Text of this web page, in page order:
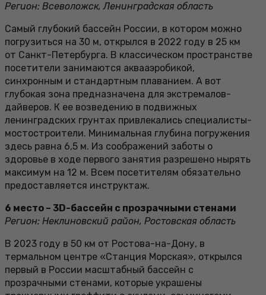
Регион: Всеволожск, Ленинградская область
Самый глубокий бассейн России, в котором можно
погрузиться на 30 м, открылся в 2022 году в 25 км
от Санкт-Петербурга. В классическом пространстве
посетители занимаются аквааэробикой,
синхронным и стандартным плаванием. А вот
глубокая зона предназначена для экстремалов-
дайверов. К ее возведению в подвижных
ленинградских грунтах привлекались специалисты-
мостостроители. Минимальная глубина погружения
здесь равна 6,5 м. Из соображений заботы о
здоровье в ходе первого занятия разрешено нырять
максимум на 12 м. Всем посетителям обязательно
предоставляется инструктаж.
6 место – 3D-бассейн с прозрачными стенами
Регион: Неклиновский район, Ростовская область
В 2023 году в 50 км от Ростова-на-Дону, в
термальном центре «Станция Морская», открылся
первый в России масштабный бассейн с
прозрачными стенами, которые украшены